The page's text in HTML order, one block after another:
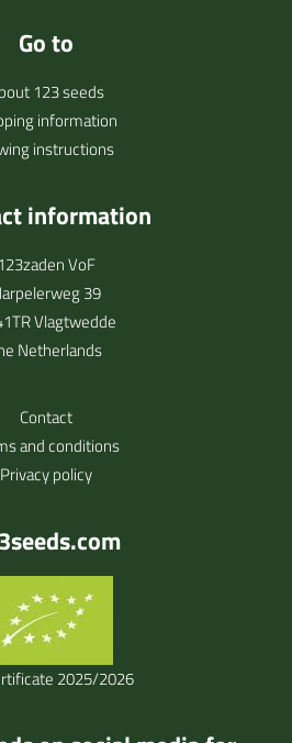
Go to
123 seeds
information
instructions
information
123zaden VoF
39
Vlagtwedde
Netherlands
Contact
and conditions
Privacy policy
2025/2026